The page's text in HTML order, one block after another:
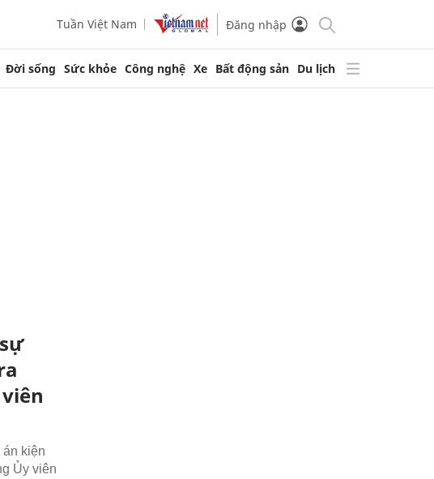
Tuần Việt Nam Đăng nhập
Đời sống Sức khỏe Công nghệ Xe Bất động sản Du lịch
kiện
Ủy viên